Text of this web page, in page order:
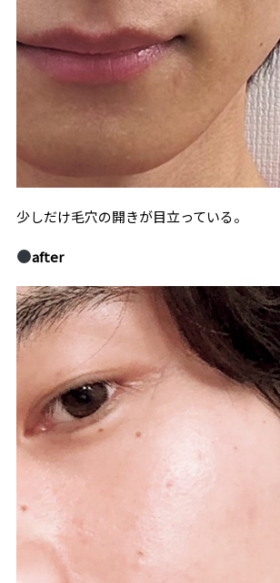
少しだけ毛穴の開きが目立っている。
after